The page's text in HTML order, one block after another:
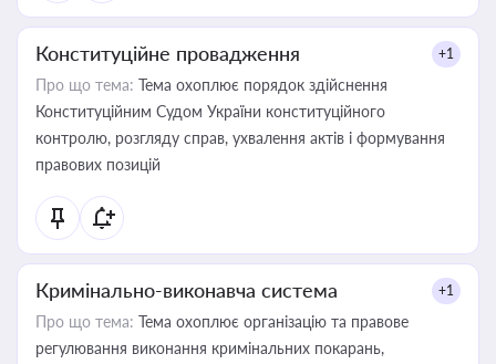
Конституційне провадження +1
Про що тема: Тема охоплює порядок здійснення
Конституційним Судом України конституційного
контролю, розгляду справ, ухвалення актів і формування
правових позицій
Кримінально-виконавча система +1
Про що тема: Тема охоплює організацію та правове
регулювання виконання кримінальних покарань,